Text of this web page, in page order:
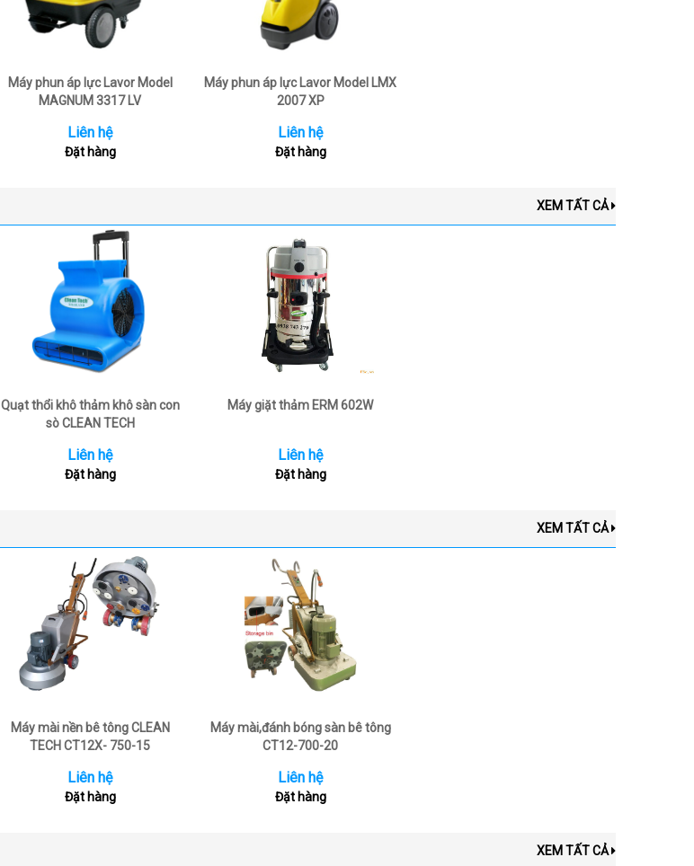
Máy phun áp lực Lavor Model
MAGNUM 3317 LV
Liên hệ
Đặt hàng
Máy phun áp lực Lavor Model LMX
2007 XP
Liên hệ
Đặt hàng
XEM TẤT CẢ
Quạt thổi khô thảm khô sàn con
sò CLEAN TECH
Liên hệ
Đặt hàng
Máy giặt thảm ERM 602W
Liên hệ
Đặt hàng
XEM TẤT CẢ
Máy mài nền bê tông CLEAN
TECH CT12X- 750-15
Liên hệ
Đặt hàng
Máy mài,đánh bóng sàn bê tông
CT12-700-20
Liên hệ
Đặt hàng
XEM TẤT CẢ